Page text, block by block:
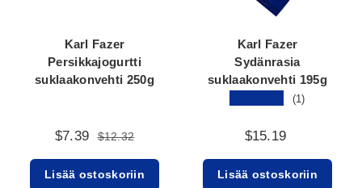
Karl Fazer
Persikkajogurtti
suklaakonvehti 250g
$7.39 $12.32
Lisää ostoskoriin
Karl Fazer
Sydänrasia
suklaakonvehti 195g
(1)
$15.19
Lisää ostoskoriin